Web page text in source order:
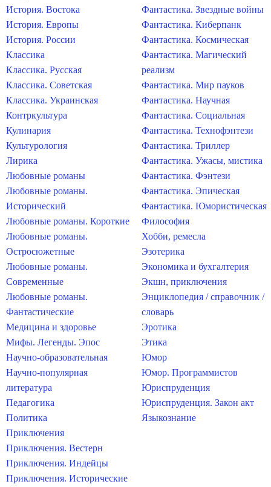
История. Востока
История. Европы
История. России
Классика
Классика. Русская
Классика. Советская
Классика. Украинская
Контркультура
Кулинария
Культурология
Лирика
Любовные романы
Любовные романы.
Исторический
Любовные романы. Короткие
Любовные романы.
Остросюжетные
Любовные романы.
Современные
Любовные романы.
Фантастические
Медицина и здоровье
Мифы. Легенды. Эпос
Научно-образовательная
Научно-популярная
литература
Педагогика
Политика
Приключения
Приключения. Вестерн
Приключения. Индейцы
Приключения. Исторические
Фантастика. Звездные войны
Фантастика. Киберпанк
Фантастика. Космическая
Фантастика. Магический
реализм
Фантастика. Мир пауков
Фантастика. Научная
Фантастика. Социальная
Фантастика. Технофэнтези
Фантастика. Триллер
Фантастика. Ужасы, мистика
Фантастика. Фэнтези
Фантастика. Эпическая
Фантастика. Юмористическая
Философия
Хобби, ремесла
Эзотерика
Экономика и бухгалтерия
Экшн, приключения
Энциклопедия / справочник /
словарь
Эротика
Этика
Юмор
Юмор. Программистов
Юриспруденция
Юриспруденция. Закон акт
Языкознание